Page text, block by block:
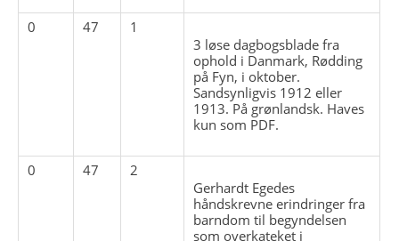
0 47
1
3 løse dagbogsblade fra
ophold i Danmark, Rødding
på Fyn, i oktober.
Sandsynligvis 1912 eller
1913. På grønlandsk. Haves
kun som PDF.
0 47
2
Gerhardt Egedes
håndskrevne erindringer fra
barndom til begyndelsen
som overkateket i